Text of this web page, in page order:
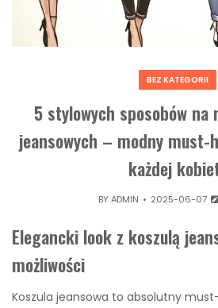
BEZ KATEGORII
5 stylowych sposobów na
jeansowych – modny must-
każdej
BYADMIN 2025-06-07
Elegancki look z koszulą
możliwości
Koszula jeansowa to absolutny